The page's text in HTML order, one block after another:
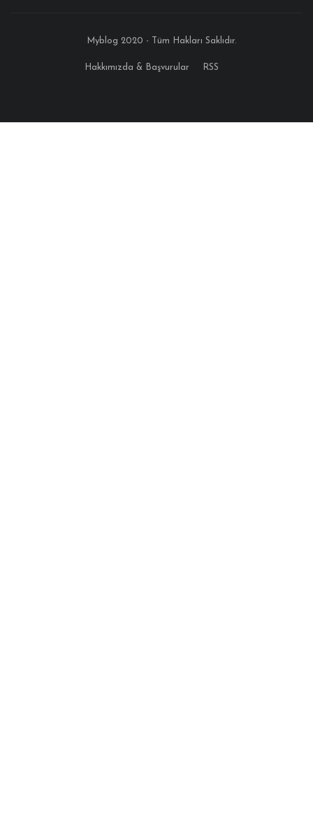
Myblog 2020 - Tüm Hakları Saklıdır.
Hakkımızda & Başvurular RSS